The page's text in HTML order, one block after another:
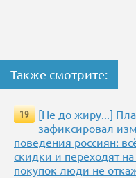
Также смотрите:
19
[Не до жиру...]
зафиксировал
поведения россиян:
скидки и переходят
покупок люди не